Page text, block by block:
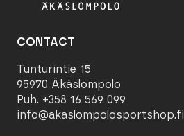
CONTACT
Tunturintie 15
95970 Äkäslompolo
Puh. +358 16 569 099
info@akaslompolosportshop.fi